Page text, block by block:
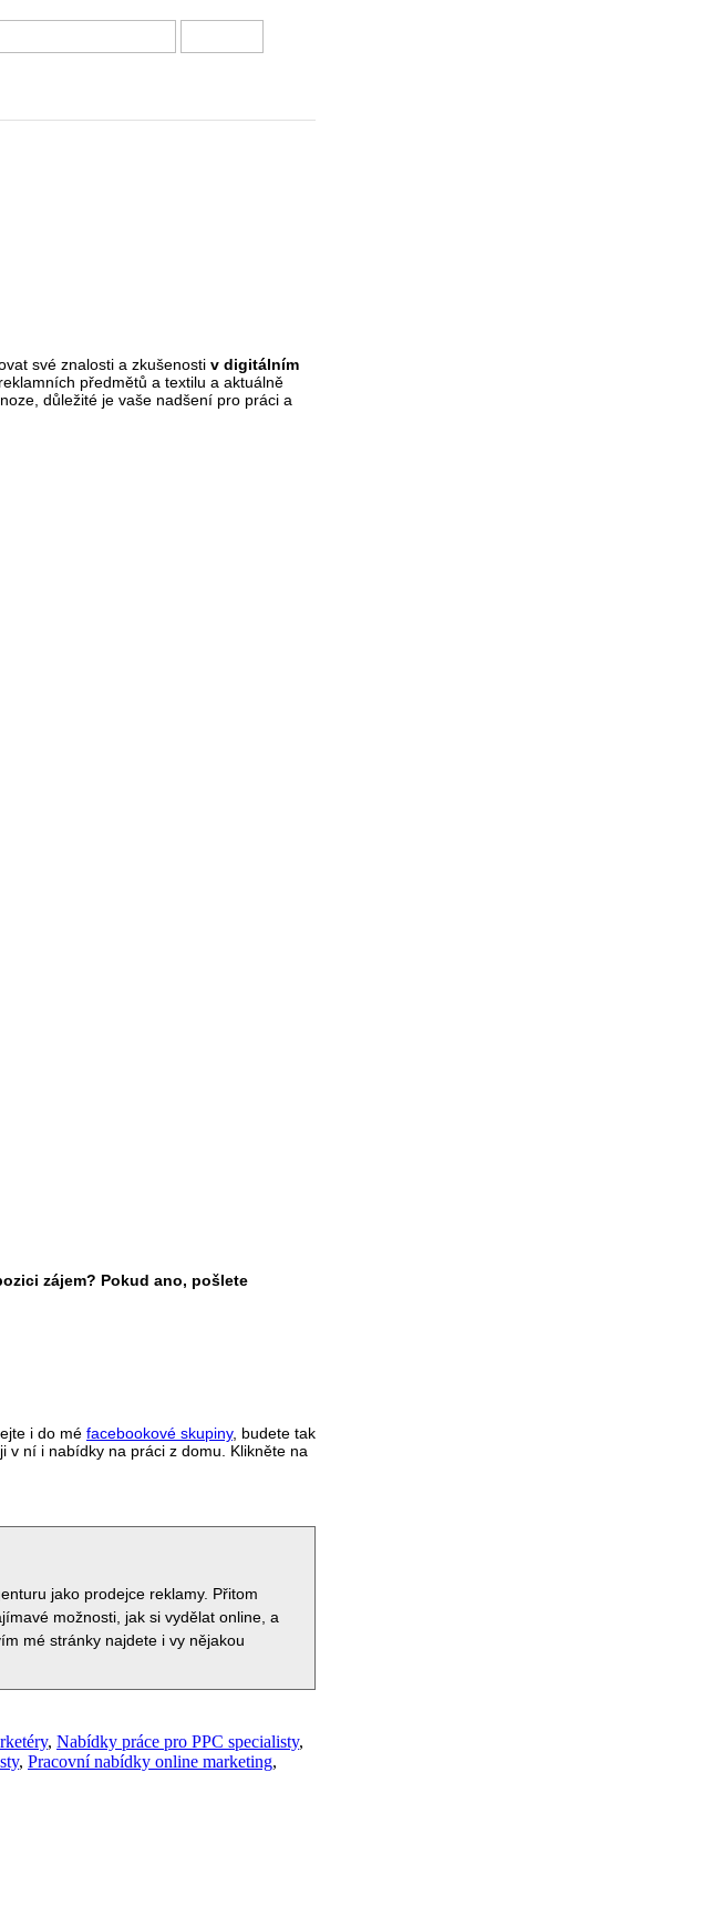
své znalosti a zkušenosti v digitálním
předmětů a textilu a aktuálně
důležité je vaše nadšení pro práci a
zájem? Pokud ano, pošlete
i do mé facebookové skupiny, budete tak
v ní i nabídky na práci z domu. Klikněte na
jako prodejce reklamy. Přitom
možnosti, jak si vydělat online, a
mé stránky najdete i vy nějakou
, Nabídky práce pro PPC specialisty,
, Pracovní nabídky online marketing,